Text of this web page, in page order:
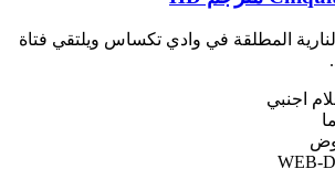
المطلقة في وادي تكساس ويلتقي فتاة
اجنبي
WEB-